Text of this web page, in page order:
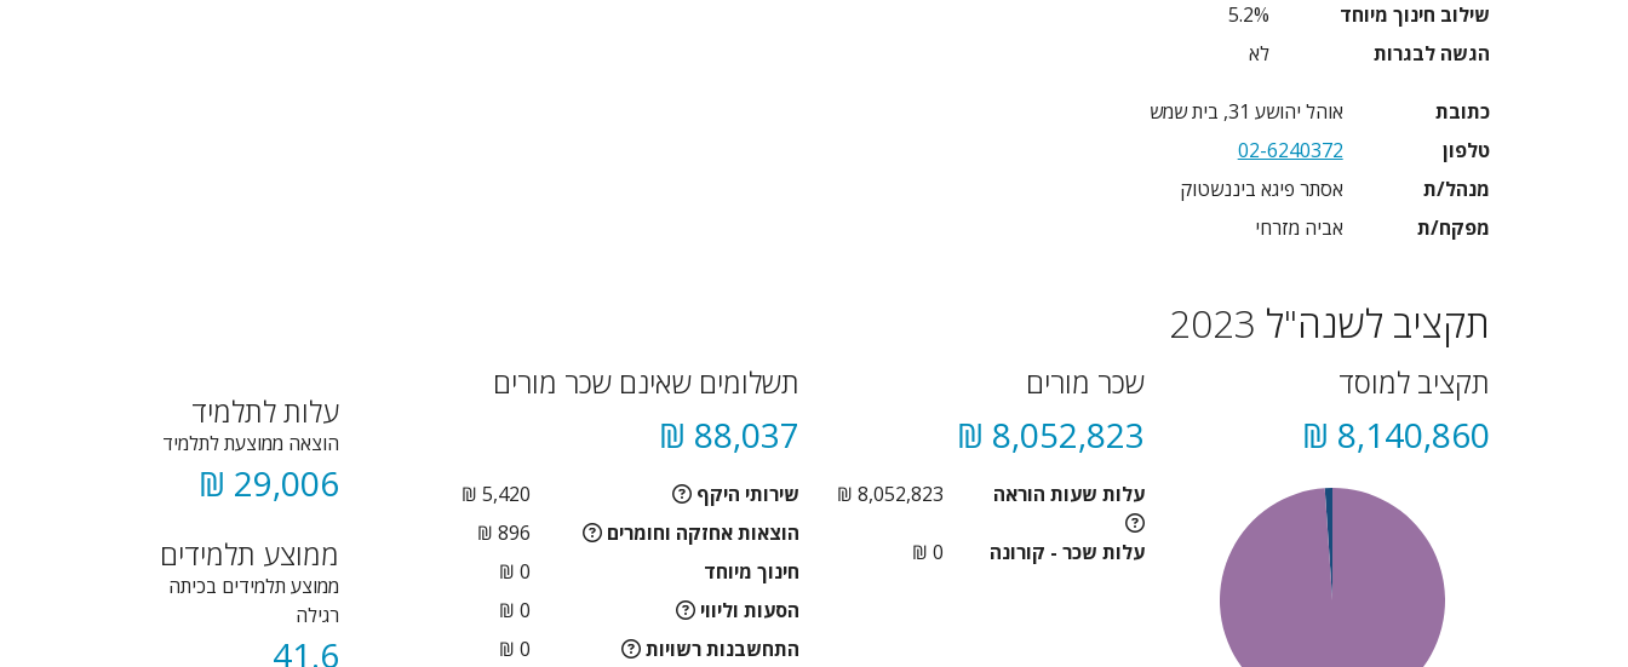
שילוב חינוך מיוחד
5.2%
הגשה לבגרות
לא
כתובת
אוהל יהושע 31, בית שמש
טלפון
02-6240372
מנהל/ת
אסתר פיגא ביננשטוק
מפקח/ת
אביה מזרחי
תקציב לשנה"ל 2023
תקציב למוסד
8,140,860 ₪
שכר מורים
8,052,823 ₪
עלות שעות הוראה 8,052,823 ₪
עלות שכר - קורונה 0 ₪
תשלומים שאינם שכר מורים
88,037 ₪
שירותי היקף
5,420 ₪
הוצאות אחזקה וחומרים
896 ₪
חינוך מיוחד
0 ₪
הסעות וליווי
0
₪
התחשבנות רשויות
0
₪
עלות לתלמיד
הוצאה ממוצעת לתלמיד
29,006 ₪
ממוצע תלמידים
ממוצע תלמידים בכיתה
רגילה
41.6